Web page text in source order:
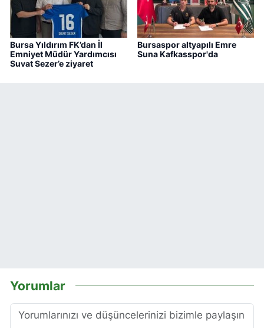
Bursa Yıldırım FK’dan İl
Emniyet Müdür Yardımcısı
Suvat Sezer’e ziyaret
Bursaspor altyapılı Emre
Suna Kafkasspor'da
Yorumlar